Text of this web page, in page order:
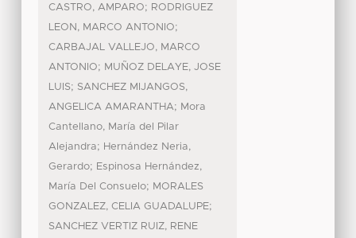
CASTRO, AMPARO; RODRIGUEZ
LEON, MARCO ANTONIO;
CARBAJAL VALLEJO, MARCO
ANTONIO; MUÑOZ DELAYE, JOSE
LUIS; SANCHEZ MIJANGOS,
ANGELICA AMARANTHA; Mora
Cantellano, María del Pilar
Alejandra; Hernández Neria,
Gerardo; Espinosa Hernández,
María Del Consuelo; MORALES
GONZALEZ, CELIA GUADALUPE;
SANCHEZ VERTIZ RUIZ, RENE